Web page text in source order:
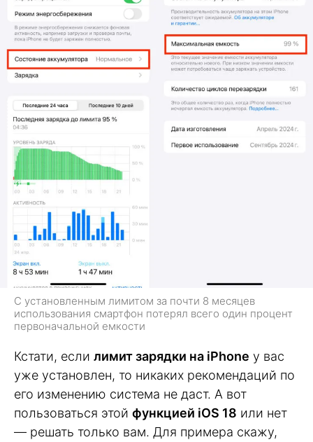
С установленным лимитом за почти 8 месяцев
использования смартфон потерял всего один процент
первоначальной емкости
Кстати, если лимит зарядки на iPhone у вас
уже установлен, то никаких рекомендаций по
его изменению система не даст. А вот
пользоваться этой функцией iOS 18 или нет
— решать только вам. Для примера скажу,